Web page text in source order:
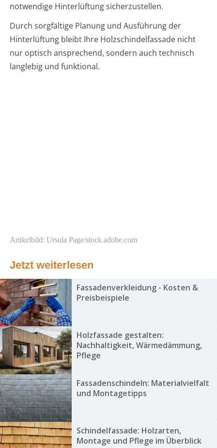
notwendige Hinterlüftung sicherzustellen.
Durch sorgfältige Planung und Ausführung der
Hinterlüftung bleibt Ihre Holzschindelfassade nicht
nur optisch ansprechend, sondern auch technisch
langlebig und funktional.
Artikelbild: Ursula Page/stock.adobe.com
Jetzt weiterlesen
Fassadenverkleidung - Kosten &
Preisbeispiele
Holzfassade gestalten:
Nachhaltigkeit, Wärmedämmung,
Pflege
Fassadenschindeln: Materialvielfalt
und Montagetipps
Schindelfassade: Holzarten,
Montage und Pflege im Überblick